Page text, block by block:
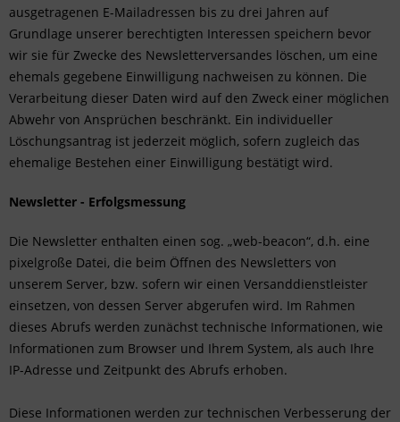
ausgetragenen E-Mailadressen bis zu drei Jahren auf
Grundlage unserer berechtigten Interessen speichern bevor
wir sie für Zwecke des Newsletterversandes löschen, um eine
ehemals gegebene Einwilligung nachweisen zu können. Die
Verarbeitung dieser Daten wird auf den Zweck einer möglichen
Abwehr von Ansprüchen beschränkt. Ein individueller
Löschungsantrag ist jederzeit möglich, sofern zugleich das
ehemalige Bestehen einer Einwilligung bestätigt wird.
Newsletter - Erfolgsmessung
Die Newsletter enthalten einen sog. „web-beacon“, d.h. eine
pixelgroße Datei, die beim Öffnen des Newsletters von
unserem Server, bzw. sofern wir einen Versanddienstleister
einsetzen, von dessen Server abgerufen wird. Im Rahmen
dieses Abrufs werden zunächst technische Informationen, wie
Informationen zum Browser und Ihrem System, als auch Ihre
IP-Adresse und Zeitpunkt des Abrufs erhoben.
Diese Informationen werden zur technischen Verbesserung der